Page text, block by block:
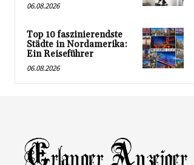
06.08.2026
Top 10 faszinierendste
Städte in Nordamerika:
Ein Reiseführer
06.08.2026